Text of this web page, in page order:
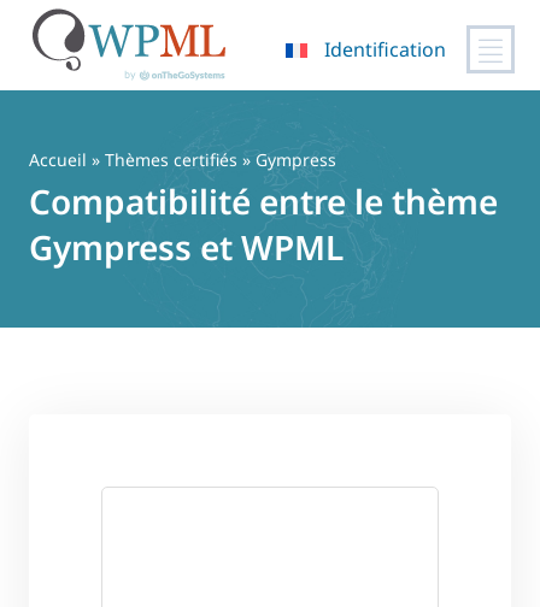
contenu
Identification
Accueil » Thèmes certifiés » Gympress
Compatibilité entre le thème
Gympress et WPML